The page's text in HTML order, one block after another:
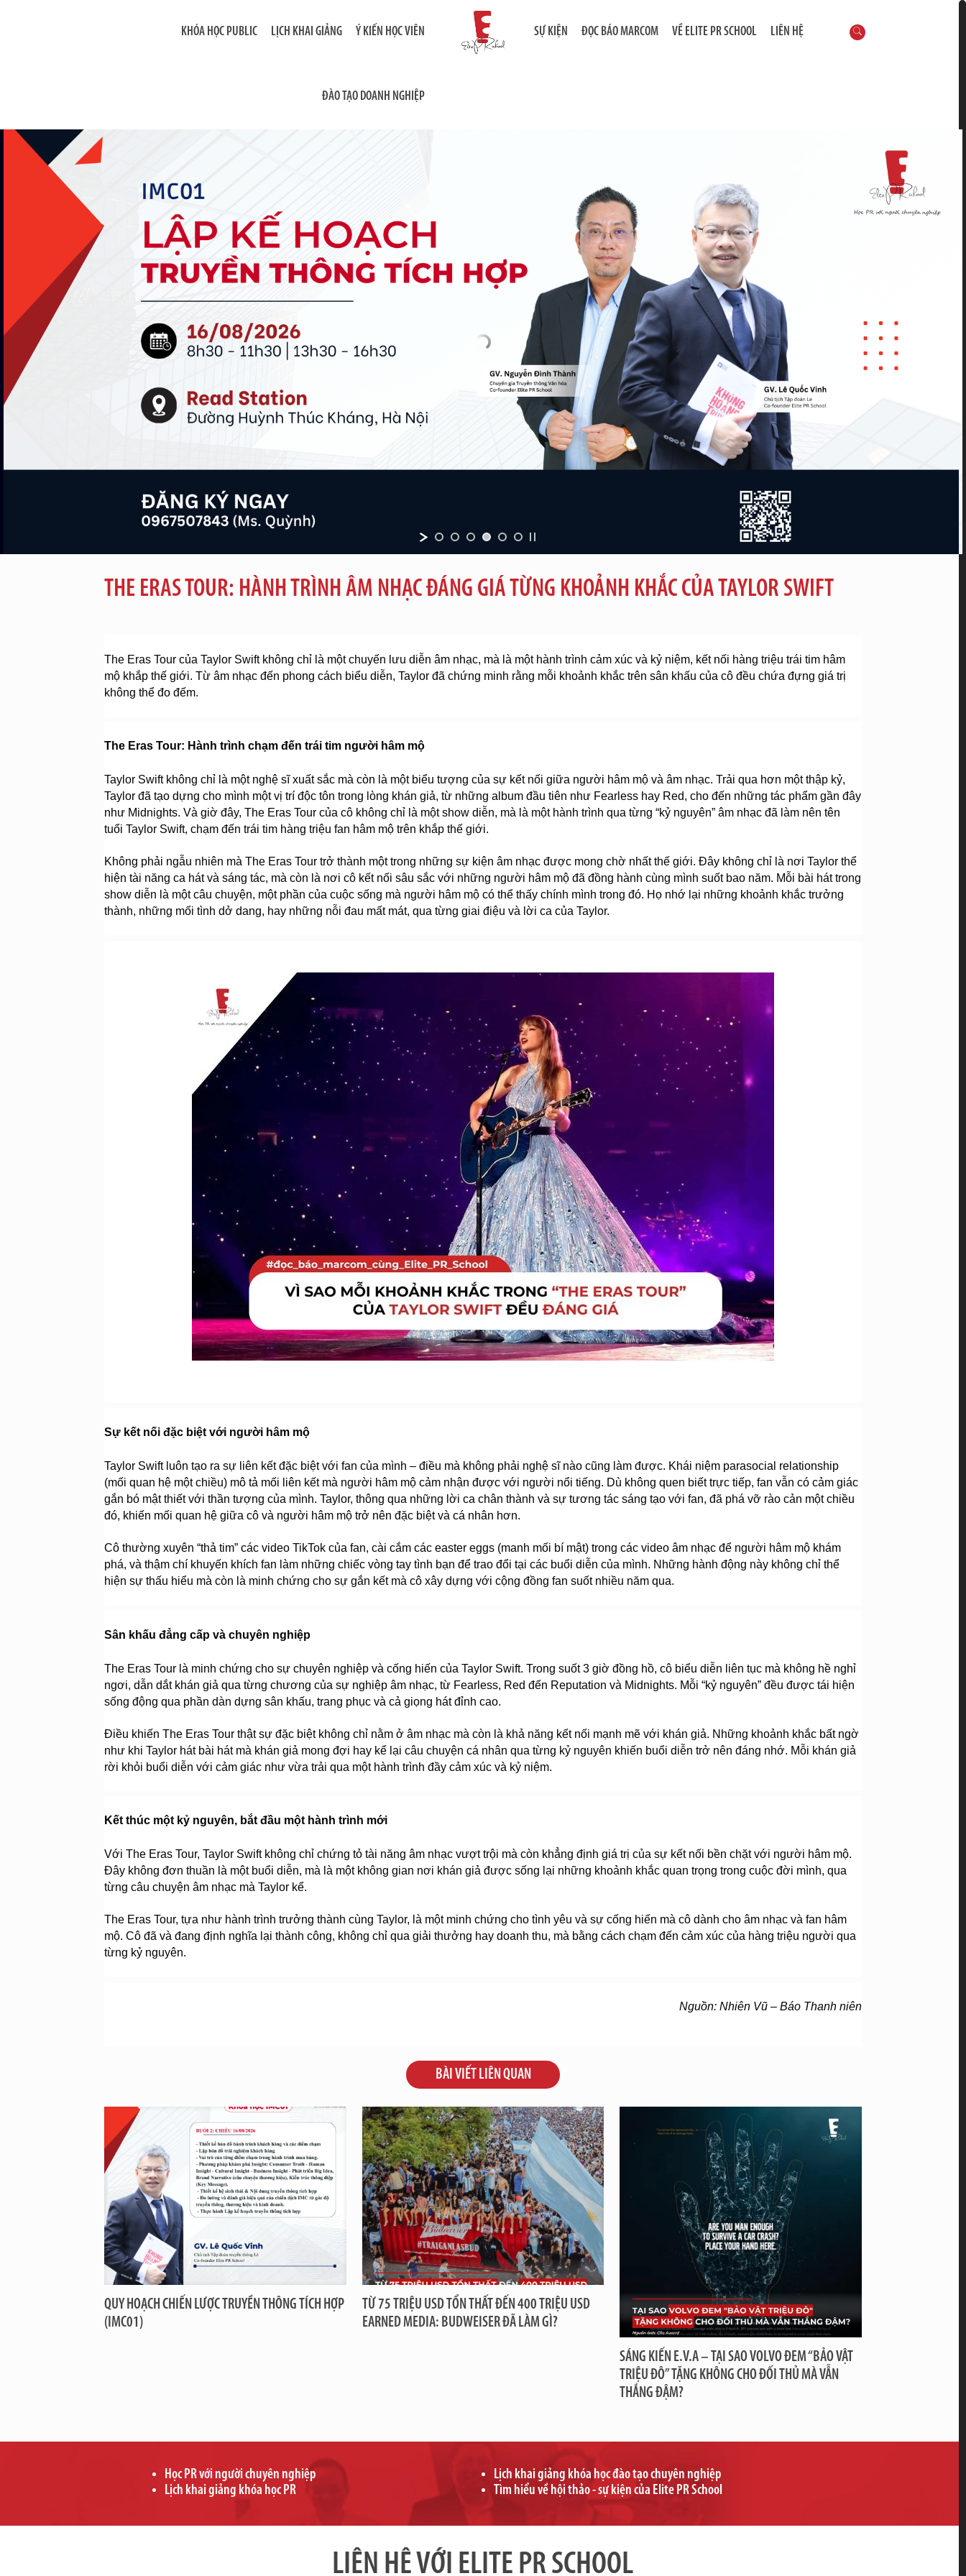
KHÓA HỌC PUBLIC LỊCH KHAI GIẢNG Ý KIẾN HỌC VIÊN
ĐÀO TẠO DOANH NGHIỆP
SỰ KIỆN ĐỌC BÁO MARCOM VỀ ELITE PR SCHOOL LIÊN HỆ
THE ERAS TOUR: HÀNH TRÌNH ÂM NHẠC ĐÁNG GIÁ TỪNG KHOẢNH KHẮC CỦA TAYLOR SWIFT
The Eras Tour của Taylor Swift không chỉ là một chuyến lưu diễn âm nhạc, mà là một hành trình cảm xúc và kỷ niệm, kết nối hàng triệu trái tim hâm
mộ khắp thế giới. Từ âm nhạc đến phong cách biểu diễn, Taylor đã chứng minh rằng mỗi khoảnh khắc trên sân khấu của cô đều chứa đựng giá trị
không thể đo đếm.
The Eras Tour: Hành trình chạm đến trái tim người hâm mộ
Taylor Swift không chỉ là một nghệ sĩ xuất sắc mà còn là một biểu tượng của sự kết nối giữa người hâm mộ và âm nhạc. Trải qua hơn một thập kỷ,
Taylor đã tạo dựng cho mình một vị trí độc tôn trong lòng khán giả, từ những album đầu tiên như Fearless hay Red, cho đến những tác phẩm gần đây
như Midnights. Và giờ đây, The Eras Tour của cô không chỉ là một show diễn, mà là một hành trình qua từng “kỷ nguyên” âm nhạc đã làm nên tên
tuổi Taylor Swift, chạm đến trái tim hàng triệu fan hâm mộ trên khắp thế giới.
Không phải ngẫu nhiên mà The Eras Tour trở thành một trong những sự kiện âm nhạc được mong chờ nhất thế giới. Đây không chỉ là nơi Taylor thể
hiện tài năng ca hát và sáng tác, mà còn là nơi cô kết nối sâu sắc với những người hâm mộ đã đồng hành cùng mình suốt bao năm. Mỗi bài hát trong
show diễn là một câu chuyện, một phần của cuộc sống mà người hâm mộ có thể thấy chính mình trong đó. Họ nhớ lại những khoảnh khắc trưởng
thành, những mối tình dở dang, hay những nỗi đau mất mát, qua từng giai điệu và lời ca của Taylor.
Sự kết nối đặc biệt với người hâm mộ
Taylor Swift luôn tạo ra sự liên kết đặc biệt với fan của mình – điều mà không phải nghệ sĩ nào cũng làm được. Khái niệm parasocial relationship
(mối quan hệ một chiều) mô tả mối liên kết mà người hâm mộ cảm nhận được với người nổi tiếng. Dù không quen biết trực tiếp, fan vẫn có cảm giác
gắn bó mật thiết với thần tượng của mình. Taylor, thông qua những lời ca chân thành và sự tương tác sáng tạo với fan, đã phá vỡ rào cản một chiều
đó, khiến mối quan hệ giữa cô và người hâm mộ trở nên đặc biệt và cá nhân hơn.
Cô thường xuyên “thả tim” các video TikTok của fan, cài cắm các easter eggs (manh mối bí mật) trong các video âm nhạc để người hâm mộ khám
phá, và thậm chí khuyến khích fan làm những chiếc vòng tay tình bạn để trao đổi tại các buổi diễn của mình. Những hành động này không chỉ thể
hiện sự thấu hiểu mà còn là minh chứng cho sự gắn kết mà cô xây dựng với cộng đồng fan suốt nhiều năm qua.
Sân khấu đẳng cấp và chuyên nghiệp
The Eras Tour là minh chứng cho sự chuyên nghiệp và cống hiến của Taylor Swift. Trong suốt 3 giờ đồng hồ, cô biểu diễn liên tục mà không hề nghỉ
ngơi, dẫn dắt khán giả qua từng chương của sự nghiệp âm nhạc, từ Fearless, Red đến Reputation và Midnights. Mỗi “kỷ nguyên” đều được tái hiện
sống động qua phần dàn dựng sân khấu, trang phục và cả giọng hát đỉnh cao.
Điều khiến The Eras Tour thật sự đặc biệt không chỉ nằm ở âm nhạc mà còn là khả năng kết nối mạnh mẽ với khán giả. Những khoảnh khắc bất ngờ
như khi Taylor hát bài hát mà khán giả mong đợi hay kể lại câu chuyện cá nhân qua từng kỷ nguyên khiến buổi diễn trở nên đáng nhớ. Mỗi khán giả
rời khỏi buổi diễn với cảm giác như vừa trải qua một hành trình đầy cảm xúc và kỷ niệm.
Kết thúc một kỷ nguyên, bắt đầu một hành trình mới
Với The Eras Tour, Taylor Swift không chỉ chứng tỏ tài năng âm nhạc vượt trội mà còn khẳng định giá trị của sự kết nối bền chặt với người hâm mộ.
Đây không đơn thuần là một buổi diễn, mà là một không gian nơi khán giả được sống lại những khoảnh khắc quan trọng trong cuộc đời mình, qua
từng câu chuyện âm nhạc mà Taylor kể.
The Eras Tour, tựa như hành trình trưởng thành cùng Taylor, là một minh chứng cho tình yêu và sự cống hiến mà cô dành cho âm nhạc và fan hâm
mộ. Cô đã và đang định nghĩa lại thành công, không chỉ qua giải thưởng hay doanh thu, mà bằng cách chạm đến cảm xúc của hàng triệu người qua
từng kỷ nguyên.
Nguồn: Nhiên Vũ – Báo Thanh niên
BÀI VIẾT LIÊN QUAN
QUY HOẠCH CHIẾN LƯỢC TRUYỀN THÔNG TÍCH HỢP
(IMC01)
TỪ 75 TRIỆU USD TỔN THẤT ĐẾN 400 TRIỆU USD
EARNED MEDIA: BUDWEISER ĐÃ LÀM GÌ?
SÁNG KIẾN E.V.A – TẠI SAO VOLVO ĐEM “BẢO VẬT
TRIỆU ĐÔ” TẶNG KHÔNG CHO ĐỐI THỦ MÀ VẪN
THẮNG ĐẬM?
Học PR với người chuyên nghiệp
Lịch khai giảng khóa học PR
Lịch khai giảng khóa học đào tạo chuyên nghiệp
Tìm hiểu về hội thảo - sự kiện của Elite PR School
LIÊN HỆ VỚI ELITE PR SCHOOL